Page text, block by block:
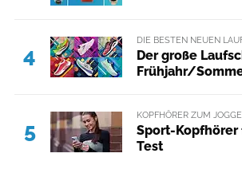
4
DIE BESTEN NEUEN
Der große
Frühjahr/
5
KOPFHÖRER ZUM
Sport-Kopfhörer
Test